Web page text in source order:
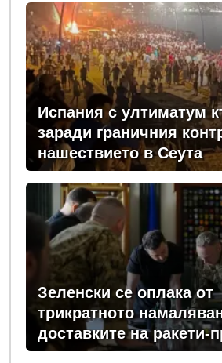
Испания с ултиматум
заради граничния
нашествието в Сеута
Зеленски се оплака от
трикратното
доставките на ракети-
от Запада за Киев